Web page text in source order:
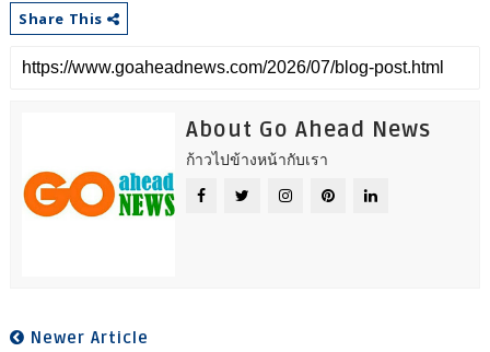
Share This
About Go Ahead News
ก้าวไปข้างหน้ากับเรา
Newer Article